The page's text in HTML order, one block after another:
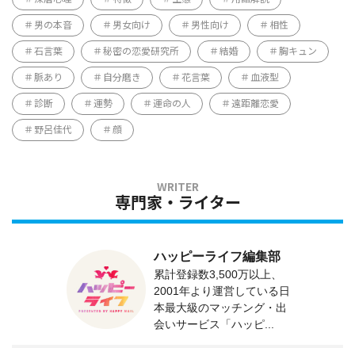
男の本音 男女向け 男性向け 相性
石言葉 秘密の恋愛研究所 結婚 胸キュン
脈あり 自分磨き 花言葉 血液型
診断 運勢 運命の人 遠距離恋愛
野呂佳代 顔
専門家・ライター
ハッピーライフ編集部
累計登録数3,500万以上、
2001年より運営している日
本最大級のマッチング・出
会いサービス「ハッピ...